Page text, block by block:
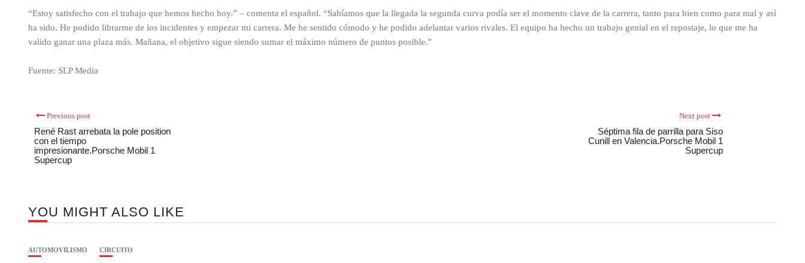
“Estoy satisfecho con el trabajo que hemos hecho hoy.” – comenta el español. “Sabíamos que la llegada la segunda curva podía ser el momento clave de la carrera, tanto para bien como para mal y así
ha sido. He podido librarme de los incidentes y empezar mi carrera. Me he sentido cómodo y he podido adelantar varios rivales. El equipo ha hecho un trabajo genial en el repostaje, lo que me ha
valido ganar una plaza más. Mañana, el objetivo sigue siendo sumar el máximo número de puntos posible.”
Fuente: SLP Media
Previous post
René Rast arrebata la pole position
con el tiempo
impresionante.Porsche Mobil 1
Supercup
Next post
Séptima fila de parrilla para Siso
Cunill en Valencia.Porsche Mobil 1
Supercup
YOU MIGHT ALSO LIKE
AUTOMOVILISMO CIRCUITO